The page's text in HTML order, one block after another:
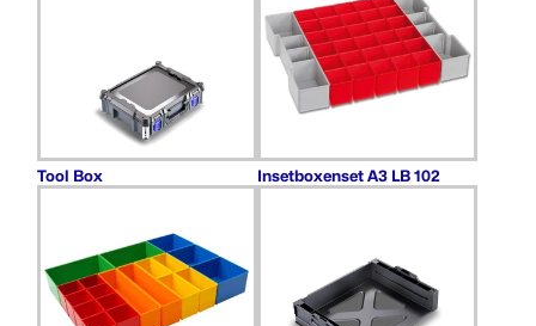
Tool Box Insetboxenset A3 LB 102